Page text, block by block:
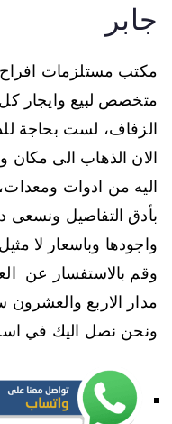
جابر
مكتب مستلزمات
متخصص لبيع وايجار
الزفاف، لست بحاجة
الان الذهاب الى
اليه من ادوات
بأدق التفاصيل ونسعى
واجودها وباسعار لا
وقم بالاستفسار عن
مدار الاربع
ونحن نصل اليك في